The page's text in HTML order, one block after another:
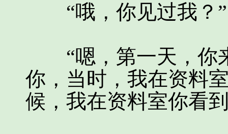
“哦，你见过我？”
“嗯，第一天，你
你，当时，我在资料
候，我在资料室你看